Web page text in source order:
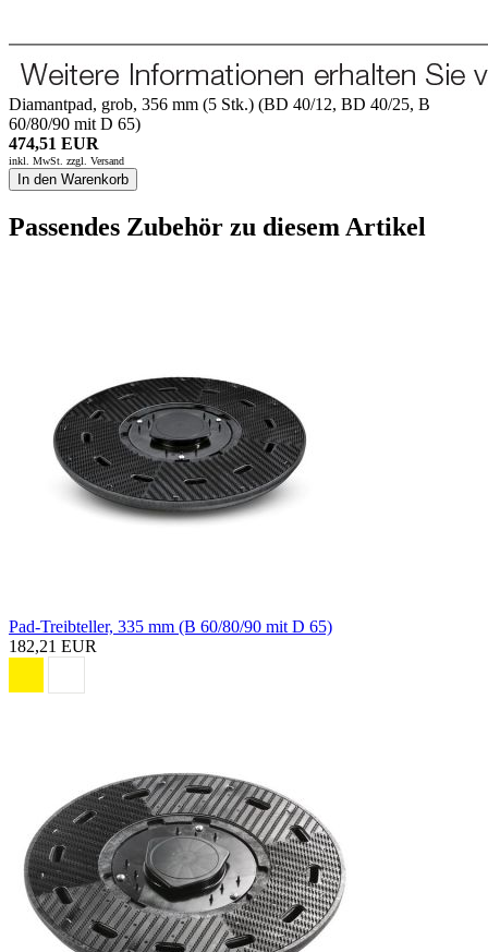
Diamantpad, grob, 356 mm (5 Stk.) (BD 40/12, BD 40/25, B
60/80/90 mit D 65)
474,51 EUR
inkl. MwSt. zzgl. Versand
In den Warenkorb
Passendes Zubehör zu diesem Artikel
Pad-Treibteller, 335 mm (B 60/80/90 mit D 65)
182,21 EUR